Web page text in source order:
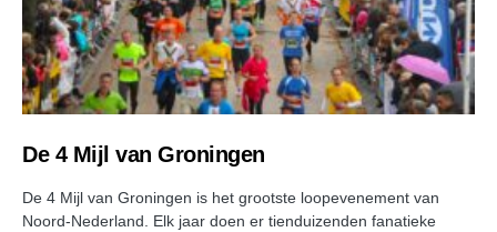
De 4 Mijl van Groningen
De 4 Mijl van Groningen is het grootste loopevenement van
Noord-Nederland. Elk jaar doen er tienduizenden fanatieke